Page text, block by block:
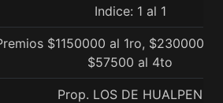
Indice: 1 al 1
$1150000 al 1ro, $230000
$57500 al 4to
Prop. LOS DE HUALPEN